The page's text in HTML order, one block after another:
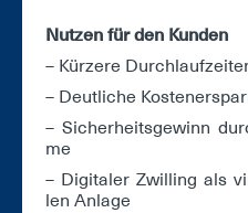
Nut­zen für den Kun­den
– Kür­ze­re
– Deut­li­che
– Si­cher­heits­ge­winn
me
– Di­gi­ta­ler Zwil­ling als
len An­la­ge